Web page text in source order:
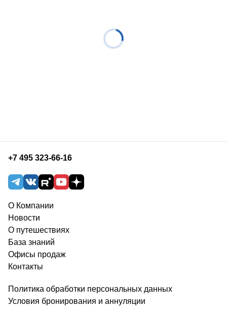
+7 495 323-66-16
О Компании
Новости
О путешествиях
База знаний
Офисы продаж
Контакты
Политика обработки персональных данных
Условия бронирования и аннуляции